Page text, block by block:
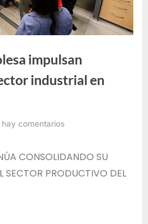
a
c
ó
p
r
e
l
impulsan
industrial en
hay comentarios
CONSOLIDANDO SU
SECTOR PRODUCTIVO DEL